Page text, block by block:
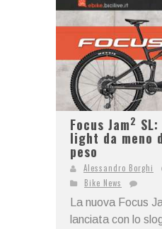
Focus Jam2
light da meno
peso
Alessandro Borghi
Bike News
La nuova Focus
lanciata con lo